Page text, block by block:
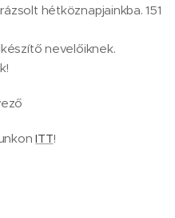
hétköznapjainkba. 151
nevelőiknek.
ITT!